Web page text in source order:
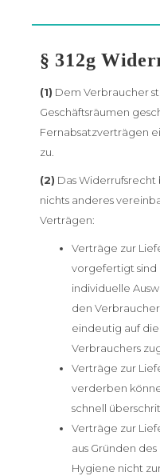
§ 312g
(1) Dem Verbraucher
Geschäftsräumen
Fernabsatzverträgen
zu.
(2) Das
nichts anderes
Verträgen:
Verträge zur
vorgefertigt sind
individuelle
den
eindeutig auf
Verbrauchers
Verträge zur
verderben
schnell
Verträge zur
aus Gründen
Hygiene nicht